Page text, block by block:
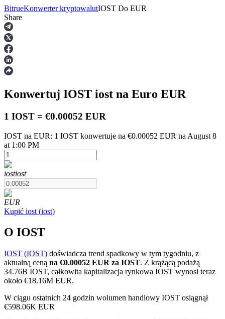
Kontrakty terminowe
Kontrakty terminowe na USDT
Kontrakty terminowe COIN-M
BitrueKonwerter kryptowalutIOST Do EUR
Share
Konwertuj IOST iost na Euro EUR
1 IOST = €0.00052 EUR
IOST na EUR: 1 IOST konwertuje na €0.00052 EUR na August 8
at 1:00 PM
iostiost
EUR
Kupić iost (iost)
O IOST
IOST (IOST) doświadcza trend spadkowy w tym tygodniu, z
aktualną ceną na €0.00052 EUR za IOST. Z krążącą podażą
34.76B IOST, całkowita kapitalizacja rynkowa IOST wynosi teraz
około €18.16M EUR.
W ciągu ostatnich 24 godzin wolumen handlowy IOST osiągnął
€598.06K EUR